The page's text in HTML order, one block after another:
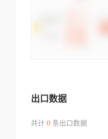
出口数据
共计 0条出口数据